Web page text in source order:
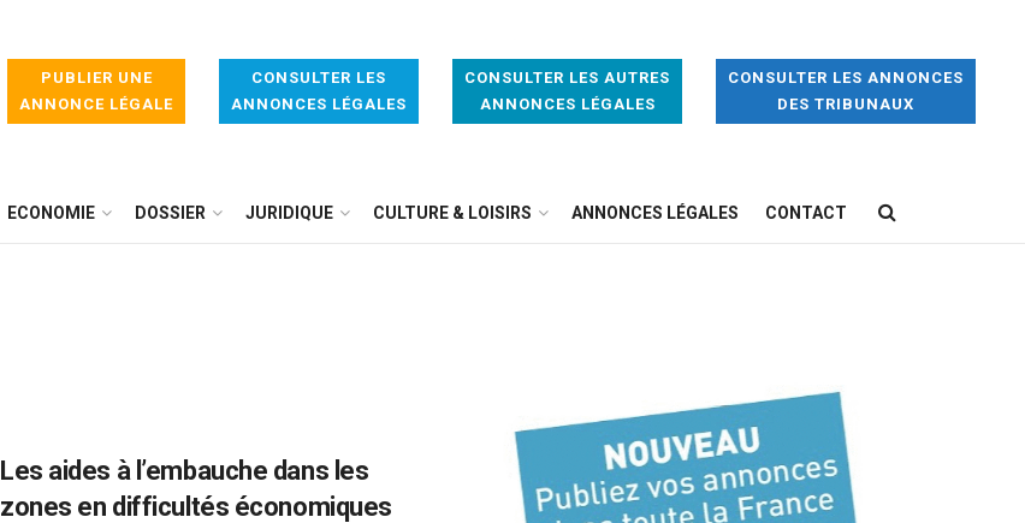
PUBLIER UNE
ANNONCE LÉGALE
CONSULTER LES
ANNONCES LÉGALES
CONSULTER LES AUTRES
ANNONCES LÉGALES
CONSULTER LES ANNONCES
DES TRIBUNAUX
ECONOMIE DOSSIER JURIDIQUE CULTURE & LOISIRS ANNONCES LÉGALES CONTACT
Les aides à l’embauche dans les
zones en difficultés économiques